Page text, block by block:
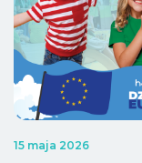
15 maja 2026